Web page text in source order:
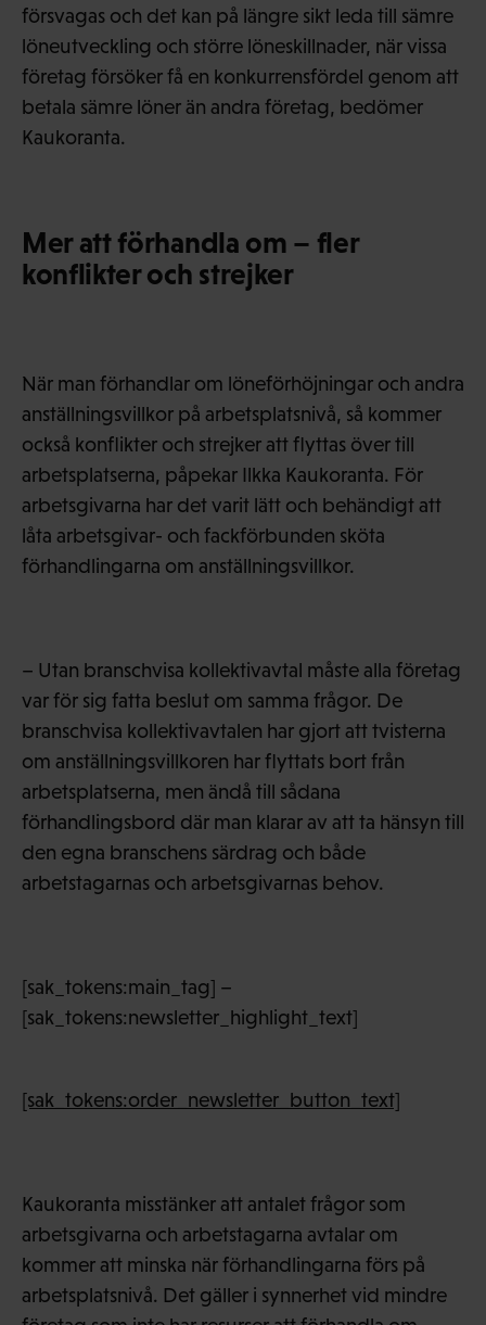
försvagas och det kan på längre sikt leda till sämre
löneutveckling och större löneskillnader, när vissa
företag försöker få en konkurrensfördel genom att
betala sämre löner än andra företag, bedömer
Kaukoranta.
Mer att förhandla om – fler
konflikter och strejker
När man förhandlar om löneförhöjningar och andra
anställningsvillkor på arbetsplatsnivå, så kommer
också konflikter och strejker att flyttas över till
arbetsplatserna, påpekar Ilkka Kaukoranta. För
arbetsgivarna har det varit lätt och behändigt att
låta arbetsgivar- och fackförbunden sköta
förhandlingarna om anställningsvillkor.
– Utan branschvisa kollektivavtal måste alla företag
var för sig fatta beslut om samma frågor. De
branschvisa kollektivavtalen har gjort att tvisterna
om anställningsvillkoren har flyttats bort från
arbetsplatserna, men ändå till sådana
förhandlingsbord där man klarar av att ta hänsyn till
den egna branschens särdrag och både
arbetstagarnas och arbetsgivarnas behov.
[sak_tokens:main_tag] –
[sak_tokens:newsletter_highlight_text]
[sak_tokens:order_newsletter_button_text]
Kaukoranta misstänker att antalet frågor som
arbetsgivarna och arbetstagarna avtalar om
kommer att minska när förhandlingarna förs på
arbetsplatsnivå. Det gäller i synnerhet vid mindre